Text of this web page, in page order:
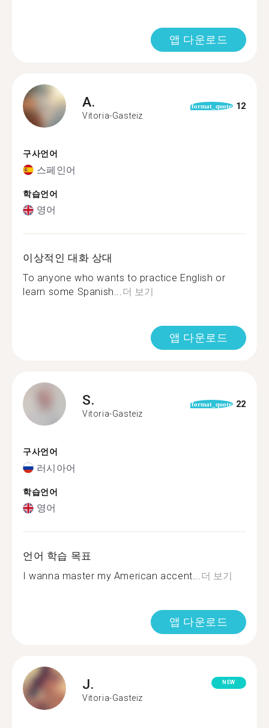
앱 다운로드
A.
Vitoria-Gasteiz
format_quote 12
구사언어
스페인어
학습언어
영어
이상적인 대화 상대
To anyone who wants to practice English or
learn some Spanish...더 보기
앱 다운로드
S.
Vitoria-Gasteiz
format_quote 22
구사언어
러시아어
학습언어
영어
언어 학습 목표
I wanna master my American accent...더 보기
앱 다운로드
J.
Vitoria-Gasteiz
NEW